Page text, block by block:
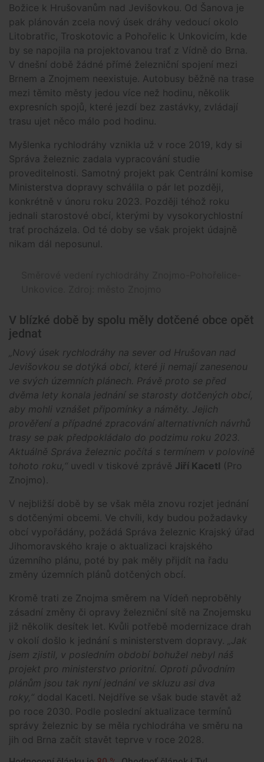
Božice k Hrušovanům nad Jevišovkou. Od Šanova je
pak plánován zcela nový úsek dráhy vedoucí okolo
Litobratřic, Troskotovic a Pohořelic k Unkovicím, kde
by se napojila na projektovanou trať z Vídně do Brna.
V dnešní době žádné přímé železniční spojení mezi
Brnem a Znojmem neexistuje. Autobusy běžně na trase
mezi těmito městy jedou více než hodinu, několik
expresních spojů, které jezdí bez zastávky, zvládají
trasu ujet něco málo pod hodinu.
Myšlenka rychlodráhy vznikla už v roce 2019, kdy si
Správa železnic zadala vypracování studie
proveditelnosti. Samotný projekt pak Centrální komise
Ministerstva dopravy schválila o pár let později,
konkrétně v únoru roku 2023. Později téhož roku
jednali starostové obcí, kterými by vysokorychlostní
trať procházela. Od té doby se však projekt údajně
nikam dál neposunul.
V blízké době by spolu měly dotčené obce opět
jednat
„Nový úsek rychlodráhy na sever od Hrušovan nad
Jevišovkou se dotýká obcí, které ji nemají zanesenou
ve svých územních plánech. Právě proto se před
dvěma lety konala jednání se starosty dotčených obcí,
aby mohli vznášet připomínky a náměty. Jejich
prověření a případné zpracování alternativních návrhů
trasy se pak předpokládalo do podzimu roku 2023.
Aktuálně Správa železnic počítá s termínem v polovině
tohoto roku,“ uvedl v tiskové zprávě Jiří Kacetl (Pro
Znojmo).
V nejbližší době by se však měla znovu rozjet jednání
s dotčenými obcemi. Ve chvíli, kdy budou požadavky
obcí vypořádány, požádá Správa železnic Krajský úřad
Jihomoravského kraje o aktualizaci krajského
územního plánu, poté by pak měly přijdít na řadu
změny územních plánů dotčených obcí.
Kromě trati ze Znojma směrem na Vídeň neproběhly
zásadní změny či opravy železniční sítě na Znojemsku
již několik desítek let. Kvůli potřebě modernizace drah
v okolí došlo k jednání s ministerstvem dopravy.
„Jak
jsem zjistil, v posledním období bohužel nebyl náš
projekt pro ministerstvo prioritní. Oproti původním
plánům jsou tak nyní jednání ve skluzu asi dva
roky,“ dodal Kacetl. Nejdříve se však bude stavět až
po roce 2030. Podle poslední aktualizace termínů
správy železnic by se měla rychlodráha ve směru na
jih od Brna začít stavět teprve v roce 2028.